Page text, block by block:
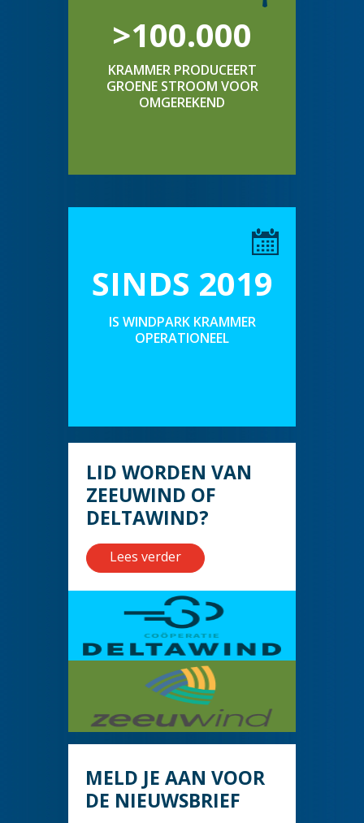
>100.000
KRAMMER PRODUCEERT
GROENE STROOM VOOR
OMGEREKEND
SINDS 2019
IS WINDPARK KRAMMER
OPERATIONEEL
LID WORDEN VAN
ZEEUWIND OF
DELTAWIND?
Lees verder
MELD JE AAN VOOR
DE NIEUWSBRIEF